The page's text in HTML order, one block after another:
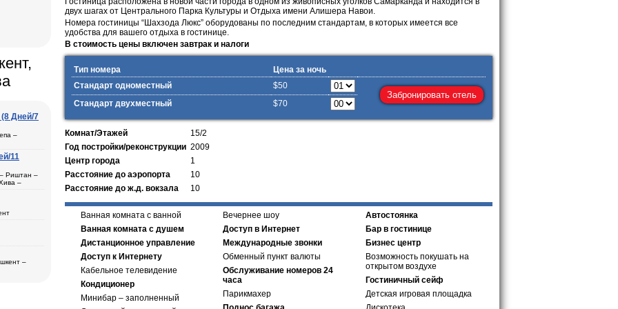
(8 Дней/7
–
в
11
Риштан –
–
(3) –
Хива (1) –
–
двух шагах от Центрального Парка Культуры и Отдыха имени Алишера Навои.
Номера гостиницы “Шахзода Люкс” оборудованы по последним стандартам, в которых имеется все
удобства для вашего отдыха в гостинице.
В стоимость цены включен завтрак и налоги
Тип номера
Цена за ночь
Стандарт одноместный
$50
Стандарт двухместный
$70
Комнат/Этажей
15/2
Год постройки/реконструкции 2009
Центр города
1
Расстояние до аэропорта
10
Расстояние до ж.д. вокзала
10
Ванная комната с ванной
Ванная комната с душем
Дистанционное управление
Доступ к Интернету
Кабельное телевидение
Кондиционер
Минибар – заполненный
Вечернее шоу
Доступ в Интернет
Международные звонки
Обменный пункт валюты
Обслуживание номеров 24
часа
Парикмахер
Автостоянка
Бар в гостинице
Бизнес центр
Возможность покушать на
открытом воздухе
Гостиничный сейф
Детская игровая площадка